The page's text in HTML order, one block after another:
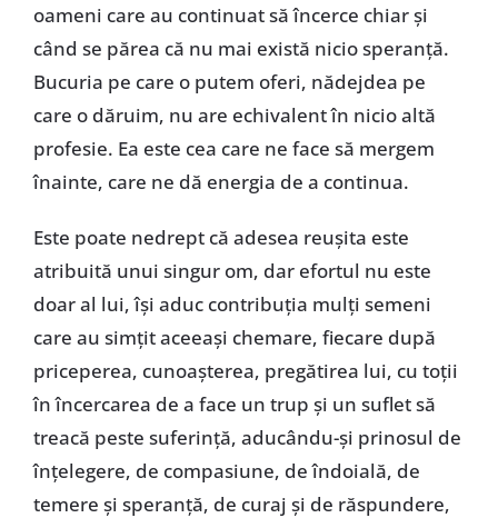
oameni care au continuat să încerce chiar și
când se părea că nu mai există nicio speranță.
Bucuria pe care o putem oferi, nădejdea pe
care o dăruim, nu are echivalent în nicio altă
profesie. Ea este cea care ne face să mergem
înainte, care ne dă energia de a continua.
Este poate nedrept că adesea reușita este
atribuită unui singur om, dar efortul nu este
doar al lui, își aduc contribuția mulți semeni
care au simțit aceeași chemare, fiecare după
priceperea, cunoașterea, pregătirea lui, cu toții
în încercarea de a face un trup și un suflet să
treacă peste suferință, aducându-și prinosul de
înțelegere, de compasiune, de îndoială, de
temere și speranță, de curaj și de răspundere,